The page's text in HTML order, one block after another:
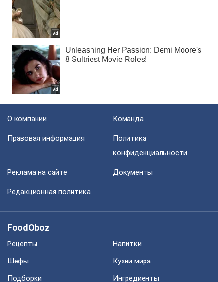
О компании Команда
Правовая информация
Политика
конфиденциальности
Реклама на сайте Документы
Редакционная политика
FoodOboz
Рецепты
Напитки
Шефы
Кухни мира
Подборки
Ингредиенты